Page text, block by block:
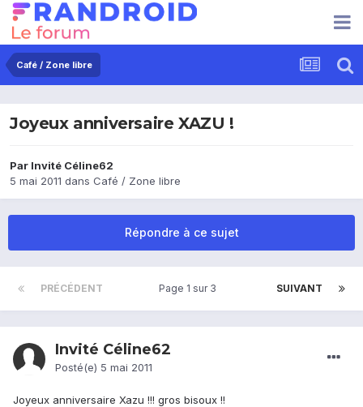
Café / Zone libre
Joyeux anniversaire XAZU !
Par Invité Céline62
5 mai 2011 dans Café / Zone libre
Répondre à ce sujet
PRÉCÉDENT SUIVANT
Page 1 sur 3
Invité Céline62
Posté(e) 5 mai 2011
Joyeux anniversaire Xazu !!! gros bisoux !!